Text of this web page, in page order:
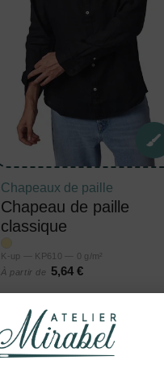
Chapeaux de paille
Chapeau de paille
classique
K-up — KP610 — 0 g/m²
À partir de
5,64 €